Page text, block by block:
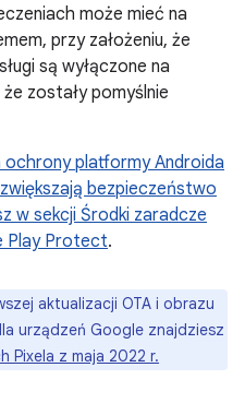
może mieć na
przy założeniu, że
są wyłączone na
zostały pomyślnie
ochrony platformy Androida
bezpieczeństwo
w sekcji Środki zaradcze
Play Protect.
aktualizacji OTA i obrazu
urządzeń Google znajdziesz
Pixela z maja 2022 r.